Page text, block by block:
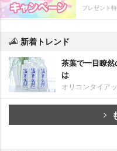
プレゼント
新着トレンド
茶葉で一目瞭
は
オリコンタイア